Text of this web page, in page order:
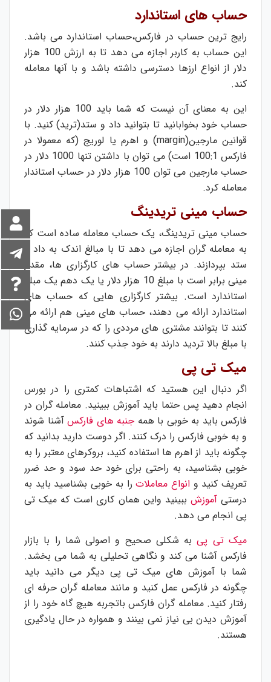
حساب های استاندارد
رایج ترین حساب در فارکس،حساب استاندارد می باشد.
این حساب به کاربر اجازه می دهد تا به ارزش 100 هزار
دلار از انواع ارزها دسترسی داشته باشد و با آنها معامله
کند.
این به معنای آن نیست که شما باید 100 هزار دلار در
حساب خود بخوابانید تا بتوانید داد و ستد(ترید) کنید. با
قوانین مارجین(margin) و اهرم یا لوریج (که معمولا در
فارکس 100:1 است) می توان با داشتن تنها 1000 دلار در
حساب مارجین می توان 100 هزار دلار در حساب استاندار
معامله کرد.
حساب مینی تریدینگ
حساب مینی تریدینگ، یک حساب معامله ساده است که
به معامله گران اجازه می دهد تا با مبالغ اندک به داد و
ستد بپردازند. در بیشتر حساب های کارگزاری ها، مقدار
مینی برابر است با مبلغ 10 هزار دلار یا یک دهم یک مبلغ
استاندارد است. بیشتر کارگزاری هایی که حساب های
استاندارد ارائه می دهند، حساب های مینی هم ارائه می
کنند تا بتوانند مشتری های مرددی را که در سرمایه گذاری
با مبلغ بالا تردید دارند به خود جذب کنند.
میک تی پی
اگر دنبال این هستید که اشتباهات کمتری را در بورس
انجام دهید پس حتما باید آموزش ببینید. معامله گران در
فارکس باید به خوبی با همه جنبه های فارکس آشنا شوند
و به خوبی فارکس را درک کنند. اگر دوست دارید بدانید که
چگونه باید از اهرم ها استفاده کنید، بروکرهای معتبر را به
خوبی بشناسید، به راحتی برای خود حد سود و حد ضرر
تعریف کنید وانواع معاملاترا به خوبی بشناسید باید به
درستیآموزش ببینید واین همان کاری است که میک تی
پی انجام می دهد.
میک تی پیبه شکلی صحیح و اصولی شما را با بازار
فارکس آشنا می کند و نگاهی تحلیلی به شما می بخشد.
شما با آموزش های میک تی پی دیگر می دانید باید
چگونه در فارکس عمل کنید و مانند معامله گران حرفه ای
رفتار کنید. معامله گران فارکس باتجربه هیچ گاه خود را از
آموزش دیدن بی نیاز نمی بینند و همواره در حال یادگیری
هستند.